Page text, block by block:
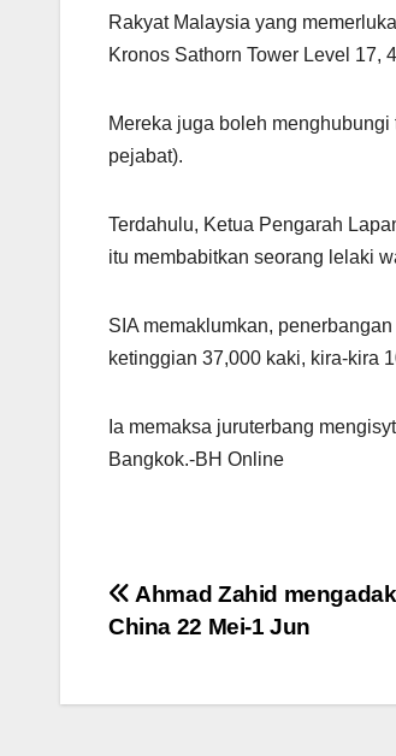
Rakyat Malaysia yang
Kronos Sathorn Tower Level 17,
Mereka juga boleh
pejabat).
Terdahulu, Ketua Pengarah
itu membabitkan seorang lelaki
SIA memaklumkan,
ketinggian 37,000 kaki, kira-kira
Ia memaksa juruterbang
Bangkok.-BH Online
Post
Ahmad Zahid
China 22 Mei-1 Jun